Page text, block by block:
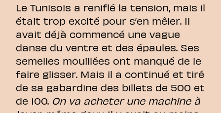
Le Tunisois a reniflé la tension, mais il
était trop excité pour s’en mêler. Il
avait déjà commencé une vague
danse du ventre et des épaules. Ses
semelles mouillées ont manqué de le
faire glisser. Mais il a continué et tiré
de sa gabardine des billets de 500 et
de 100. On va acheter une machine à